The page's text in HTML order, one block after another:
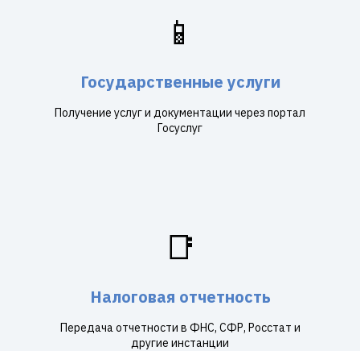
📱
Государственные услуги
Получение услуг и документации через портал
Госуслуг
📑
Налоговая отчетность
Передача отчетности в ФНС, СФР, Росстат и
другие инстанции